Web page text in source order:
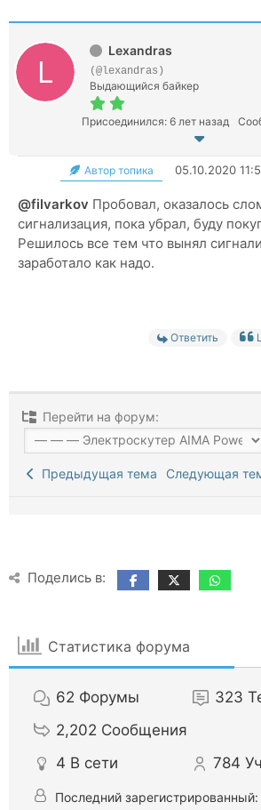
Lexandras
(@lexandras)
Выдающийся байкер
Присоединился: 6 лет назад
Автор топика 05.10.2020
@filvarkov Пробовал, оказалось
сигнализация, пока убрал, буду
Решилось все тем что вынял
заработало как надо.
Ответить
Перейти на форум:
Предыдущая тема Следующая
Поделись в:
Статистика форума
62 Форумы 323
2,202 Сообщения
4 В сети 784
Последний зарегистрированный: